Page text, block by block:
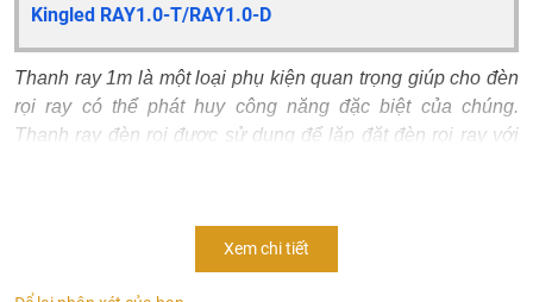
Kingled RAY1.0-T/RAY1.0-D
Thanh ray 1m là một loại phụ kiện quan trọng giúp cho đèn
rọi ray có thể phát huy công năng đặc biệt của chúng.
Thanh ray đèn rọi được sử dụng để lặp đặt đèn rọi ray với
Xem chi tiết